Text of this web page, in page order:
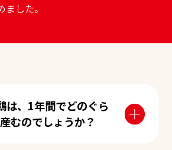
した。
は、1年間でどのぐら
むのでしょうか？